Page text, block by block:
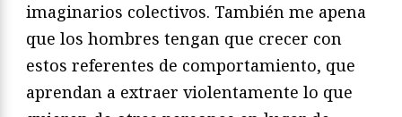
imaginarios colectivos. También me apena
que los hombres tengan que crecer con
estos referentes de comportamiento, que
aprendan a extraer violentamente lo que